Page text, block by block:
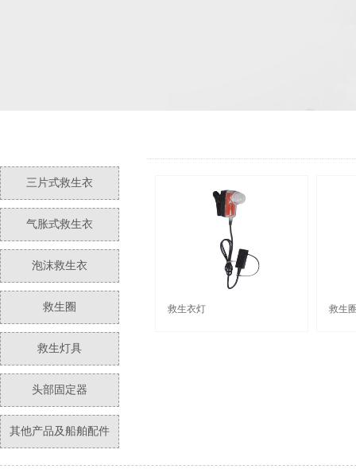
三片式救生衣
气胀式救生衣
泡沫救生衣
救生圈
救生灯具
头部固定器
其他产品及船舶配件
救生衣灯 救生